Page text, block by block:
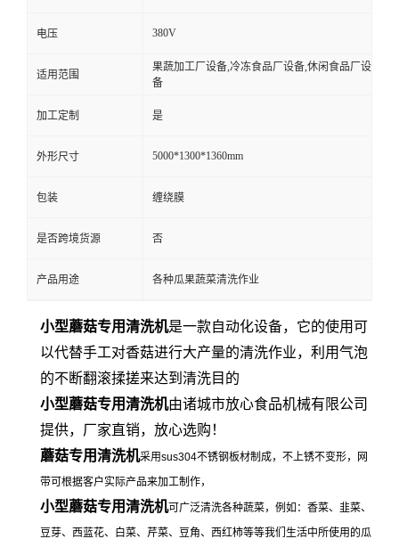
电压 380V
适用范围
果蔬加工厂设备,冷冻食品厂设备,休闲食品厂设
备
加工定制 是
外形尺寸 5000*1300*1360mm
包装 缠绕膜
是否跨境货源 否
产品用途 各种瓜果蔬菜清洗作业
小型蘑菇专用清洗机是一款自动化设备，它的使用可
以代替手工对香菇进行大产量的清洗作业，利用气泡
的不断翻滚揉搓来达到清洗目的
小型蘑菇专用清洗机由诸城市放心食品机械有限公司
提供，厂家直销，放心选购！
蘑菇专用清洗机采用sus304不锈钢板材制成，不上锈不变形，网
带可根据客户实际产品来加工制作，
小型蘑菇专用清洗机可广泛清洗各种蔬菜，例如：香菜、韭菜、
豆芽、西蓝花、白菜、芹菜、豆角、西红柿等等我们生活中所使用的瓜